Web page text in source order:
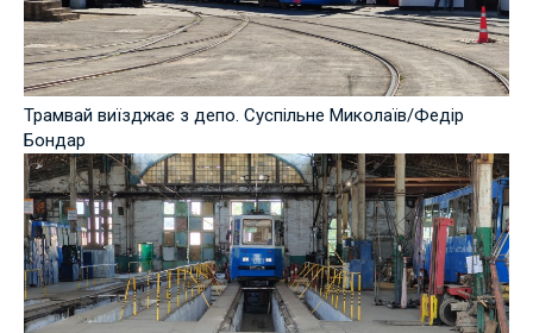
Трамвай виїзджає з депо. Суспільне Миколаїв/Федір
Бондар